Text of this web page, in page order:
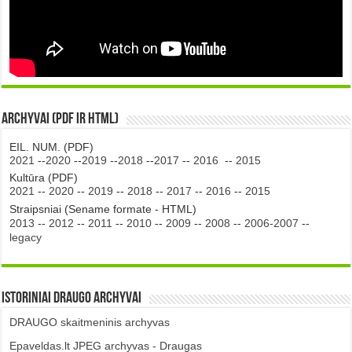
Archyvai (PDF ir HTML)
EIL. NUM. (PDF)
2021 --2020 --2019 --2018 --2017 --2016 --2015
Kultūra (PDF)
2021 --2020 --2019 --2018 --2017 --2016 --2015
Straipsniai (Sename formate - HTML)
2013 --2012 --2011 --2010 --2009 --2008 --2006-2007 --
legacy
Istoriniai DRAUGO Archyvai
DRAUGO skaitmeninis archyvas
Epaveldas.lt JPEG archyvas - Draugas